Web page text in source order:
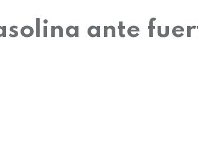
ante